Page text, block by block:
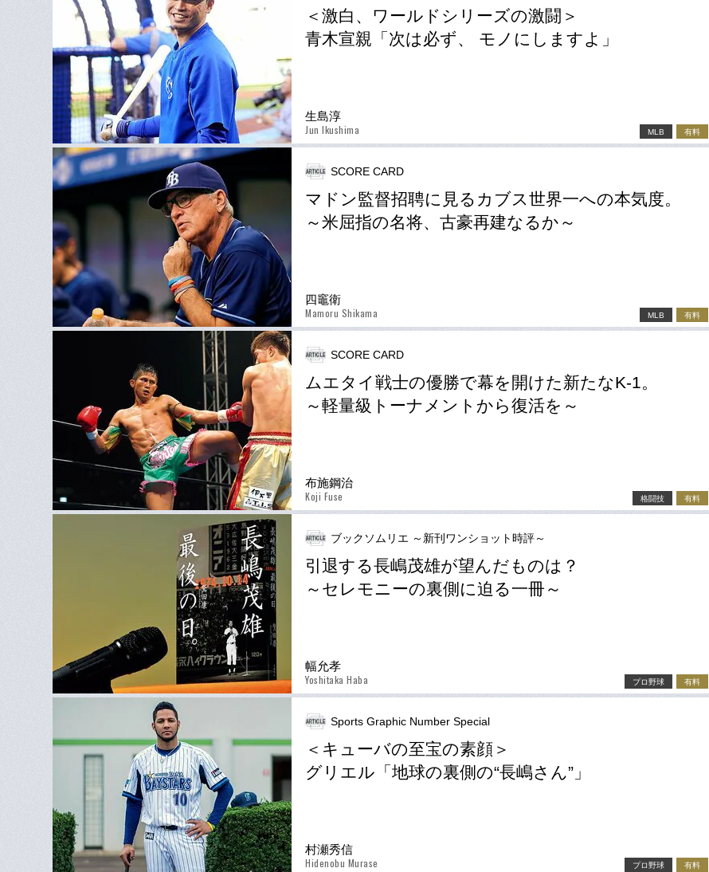
＜激白、ワールドシリーズの激闘＞
青木宣親「次は必ず、 モノにしますよ」
生島淳
Jun Ikushima MLB 有料
SCORE CARD
マドン監督招聘に見るカブス世界一への本気度。
～米屈指の名将、古豪再建なるか～
四竈衛
Mamoru Shikama MLB 有料
SCORE CARD
ムエタイ戦士の優勝で幕を開けた新たなK-1。
～軽量級トーナメントから復活を～
布施鋼治
Koji Fuse 格闘技 有料
ブックソムリエ ～新刊ワンショット時評～
引退する長嶋茂雄が望んだものは？
～セレモニーの裏側に迫る一冊～
幅允孝
Yoshitaka Haba プロ野球 有料
Sports Graphic Number Special
＜キューバの至宝の素顔＞
グリエル「地球の裏側の“長嶋さん”」
村瀬秀信
Hidenobu Murase プロ野球 有料